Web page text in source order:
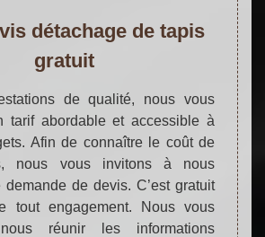
détachage de tapis
gratuit
de qualité, nous vous
tarif abordable et accessible à
Afin de connaître le coût de
nous vous invitons à nous
demande de devis. C’est gratuit
tout engagement. Nous vous
réunir les informations